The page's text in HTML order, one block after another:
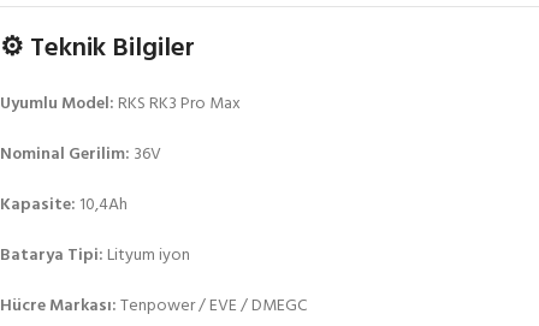
⚙️ Teknik Bilgiler
Uyumlu Model: RKS RK3 Pro Max
Nominal Gerilim: 36V
Kapasite: 10,4Ah
Batarya Tipi: Lityum iyon
Hücre Markası:Tenpower / EVE / DMEGC